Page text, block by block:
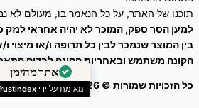
תוכנו של האתר, על כל הנאמר בו, מעולם לא
למען הסר ספק, המוכר לא יהיה אחראי לנזק
בין המוצר שנמכר לבין כל תרופה ו/או מיצוי
הקונה משתמש ובאחריות הקונה לבדוק
כל הזכויות שמורות © 2026
זרעים מציון
ניהול אתר – עיצוב ושיווק דיגיטלי :Digital
אתר מהימן